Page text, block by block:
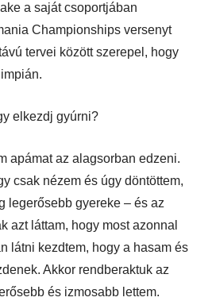
a saját csoportjában
Championships versenyt
tervei között szerepel, hogy
elkezdj gyúrni?
apámat az alagsorban edzeni.
csak nézem és úgy döntöttem,
legerősebb gyereke – és az
azt láttam, hogy most azonnal
látni kezdtem, hogy a hasam és
Akkor rendberaktuk az
és izmosabb lettem.